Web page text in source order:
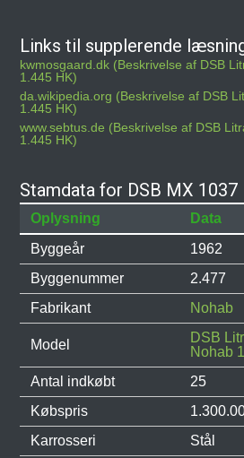
Links til supplerende
kwmosgaard.dk (Beskrivelse af DSB
1.445 HK)
da.wikipedia.org (Beskrivelse af DSB
1.445 HK)
www.sebtus.de (Beskrivelse af DSB
1.445 HK)
Stamdata for DSB MX 1037
Oplysning
Data
Byggeår
1962
Byggenummer
2.477
Fabrikant
Nohab
Model
DSB
Nohab
Antal indkøbt
25
Købspris
Karrosseri
Stål